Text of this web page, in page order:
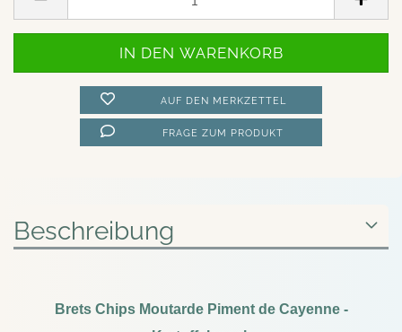
AUF DEN MERKZETTEL
FRAGE ZUM PRODUKT
Beschreibung
Brets Chips Moutarde Piment de Cayenne -